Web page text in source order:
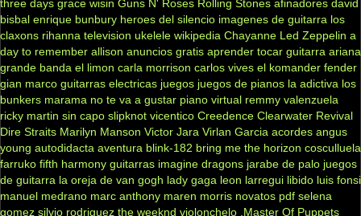
three days grace wisin Guns N' Roses Rolling Stones afinadores david
bisbal enrique bunbury heroes del silencio imagenes de guitarra los
claxons rihanna television ukelele wikipedia Chayanne Led Zeppelin a
day to remember allison anuncios gratis aprender tocar guitarra ariana
grande banda el limon carla morrison carlos vives el komander fender
gian marco guitarras electricas juegos juegos de pianos la adictiva los
bunkers marama no te va a gustar piano virtual remmy valenzuela
ricky martin sin capo slipknot vicentico Creedence Clearwater Revival
Dire Straits Marilyn Manson Victor Jara Virlan Garcia acordes angus
young autodidacta aventura blink-182 bring me the horizon cosculluela
farruko fifth harmony guitarras imagine dragons jarabe de palo juegos
de guitarra la oreja de van gogh lady gaga leon larregui libido luis fonsi
manuel medrano marc anthony maren morris novatos pdf selena
gomez silvio rodriguez the weeknd violonchelo .Master Of Puppets